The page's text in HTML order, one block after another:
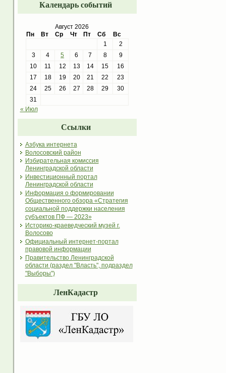
Календарь событий
Август 2026
Пн
Вт Ср Чт Пт Сб
Вс
1
2
3
4 5 6 7 8
9
10
11 12 13 14 15
16
17
18 19 20 21 22
23
24
25 26 27 28 29
30
31
« Июл
Ссылки
Азбука интернета
Волосовский район
Избирательная комиссия
Ленинградской области
Инвестиционный портал
Ленинградской области
Информация о формировании
Общественного обзора «Стратегия
социальной поддержки населения
субъектов ПФ — 2023»
Историко-краеведческий музей г.
Волосово
Официальный интернет-портал
правовой информации
Правительство Ленинградской
области (раздел "Власть", подраздел
"Выборы")
ЛенКадастр